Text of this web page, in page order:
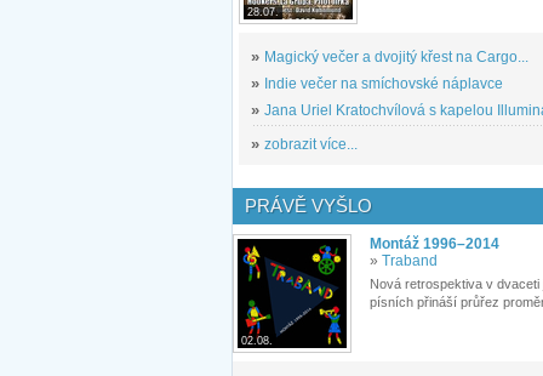
28.07.
» Magický večer a dvojitý křest na Cargo...
» Indie večer na smíchovské náplavce
» Jana Uriel Kratochvílová s kapelou
» zobrazit více...
PRÁVĚ VYŠLO
02.08.
Montáž 1996–2014
» Traband
Nová retrospektiva v dvaceti
písních přináší průřez